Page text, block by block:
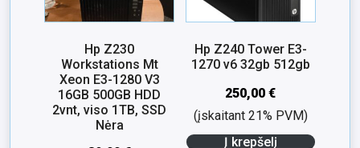
Hp Z230
Workstations Mt
Xeon E3-1280 V3
16GB 500GB HDD
2vnt, viso 1TB, SSD
Nėra
Hp Z240 Tower E3-
1270 v6 32gb 512gb
250,00€
(įskaitant 21% PVM)
Į krepšelį